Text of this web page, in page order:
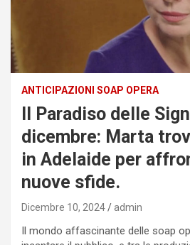
ANTICIPAZIONI SOAP OPERA
Il Paradiso delle
dicembre: Marta
in Adelaide per
nuove sfide.
Dicembre 10, 2024 admin
Il mondo affascinante delle soap